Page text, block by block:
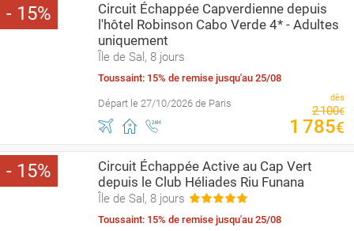
15
Circuit Échappée Capverdienne depuis
l'hôtel Robinson Cabo Verde 4* - Adultes
uniquement
Île de Sal, 8 jours
Toussaint: 15% de remise jusqu'au 25/08
Départ le 27/10/2026 de Paris dès
2100€
1 785€
15
Circuit Échappée Active au Cap Vert
depuis le Club Héliades Riu Funana
Île de Sal, 8 jours
Toussaint: 15% de remise jusqu'au 25/08